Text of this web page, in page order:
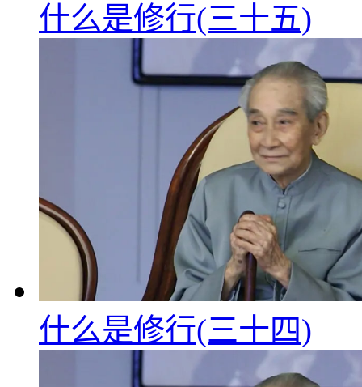
什么是修行(三十五)
什么是修行(三十四)